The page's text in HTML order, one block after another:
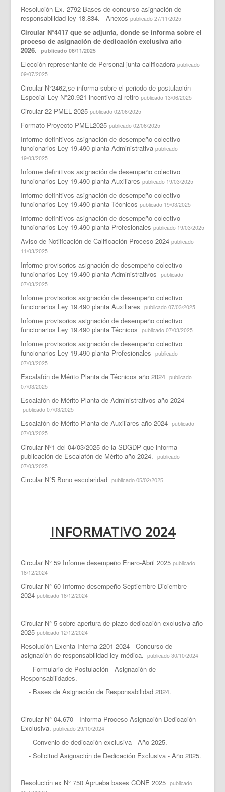
Resolución Ex. 2792 Bases de concurso asignación de
responsabilidad ley 18.834.
Anexos publicado 27/11/2025
Circular N°4417 que se adjunta, donde se informa sobre el
proceso de asignación de dedicación exclusiva año
2026. publicado 06/11/2025
Elección representante de Personal junta calificadora publicado
09/07/2025
Circular N°2462,se informa sobre el periodo de postulación
Especial Ley N°20.921 incentivo al retiro publicado 13/06/2025
Circular 22 PMEL 2025 publicado 02/06/2025
Formato Proyecto PMEL2025 publicado 02/06/2025
Informe definitivos asignación de desempeño colectivo
funcionarios Ley 19.490 planta Administrativa publicado
19/03/2025
Informe definitivos asignación de desempeño colectivo
funcionarios Ley 19.490 planta Auxiliares publicado 19/03/2025
Informe definitivos asignación de desempeño colectivo
funcionarios Ley 19.490 planta Técnicos publicado 19/03/2025
Informe definitivos asignación de desempeño colectivo
funcionarios Ley 19.490 planta Profesionales publicado 19/03/2025
Aviso de Notificación de Calificación Proceso 2024 publicado
11/03/2025
Informe provisorios asignación de desempeño colectivo
funcionarios Ley 19.490 planta Administrativos publicado
07/03/2025
Informe provisorios asignación de desempeño colectivo
funcionarios Ley 19.490 planta Auxiliares publicado 07/03/2025
Informe provisorios asignación de desempeño colectivo
funcionarios Ley 19.490 planta Técnicos publicado 07/03/2025
Informe provisorios asignación de desempeño colectivo
funcionarios Ley 19.490 planta Profesionales publicado
07/03/2025
Escalafón de Mérito Planta de Técnicos año 2024 publicado
07/03/2025
Escalafón de Mérito Planta de Administrativos año 2024
publicado 07/03/2025
Escalafón de Mérito Planta de Auxiliares año 2024 publicado
07/03/2025
Circular Nº1 del 04/03/2025 de la SDGDP que informa
publicación de Escalafón de Mérito año 2024. publicado
07/03/2025
Circular N°5 Bono escolaridad
publicado 05/02/2025
INFORMATIVO 2024
Circular N° 59 Informe desempeño Enero-Abril 2025 publicado
18/12/2024
Circular N° 60 Informe desempeño Septiembre-Diciembre
2024 publicado 18/12/2024
Circular N° 5 sobre apertura de plazo dedicación exclusiva año
2025 publicado 12/12/2024
Resolución Exenta Interna 2201-2024 - Concurso de
asignación de responsabilidad ley médica. publicado 30/10/2024
- Formulario de Postulación - Asignación de
Responsabilidades.
- Bases de Asignación de Responsabilidad 2024.
Circular N° 04.670 - Informa Proceso Asignación Dedicación
Exclusiva. publicado 29/10/2024
- Convenio de dedicación exclusiva - Año 2025.
- Solicitud Asignación de Dedicación Exclusiva - Año 2025.
Resolución ex N° 750 Aprueba bases CONE 2025 publicado